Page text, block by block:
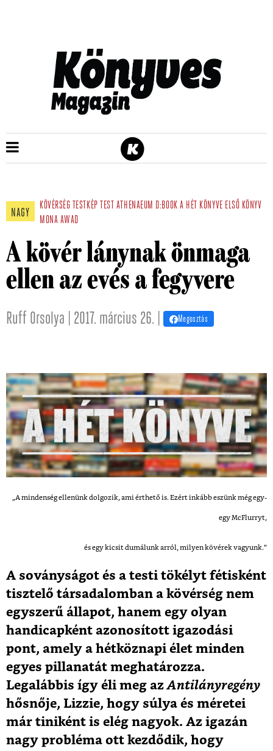
NAGY
KÖVÉRSÉG TESTKÉP TEST ATHENAEUM D:BOOK A HÉT KÖNYVE ELSŐ KÖNYV
MONA AWAD
A kövér lánynak önmaga
ellen az evés a fegyvere
Ruff Orsolya | 2017. március 26. | Megosztás
„A mindenség ellenünk dolgozik, ami érthető is. Ezért inkább eszünk még egy-
egy McFlurryt,
és egy kicsit dumálunk arról, milyen kövérek vagyunk.”
A soványságot és a testi tökélyt fétisként
tisztelő társadalomban a kövérség nem
egyszerű állapot, hanem egy olyan
handicapként azonosított igazodási
pont, amely a hétköznapi élet minden
egyes pillanatát meghatározza.
Legalábbis így éli meg azAntilányregény
hősnője, Lizzie, hogy súlya és méretei
már tiniként is elég nagyok. Az igazán
nagy probléma ott kezdődik, hogy